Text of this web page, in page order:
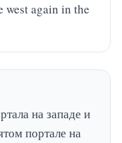
again in the
на западе и
портале на